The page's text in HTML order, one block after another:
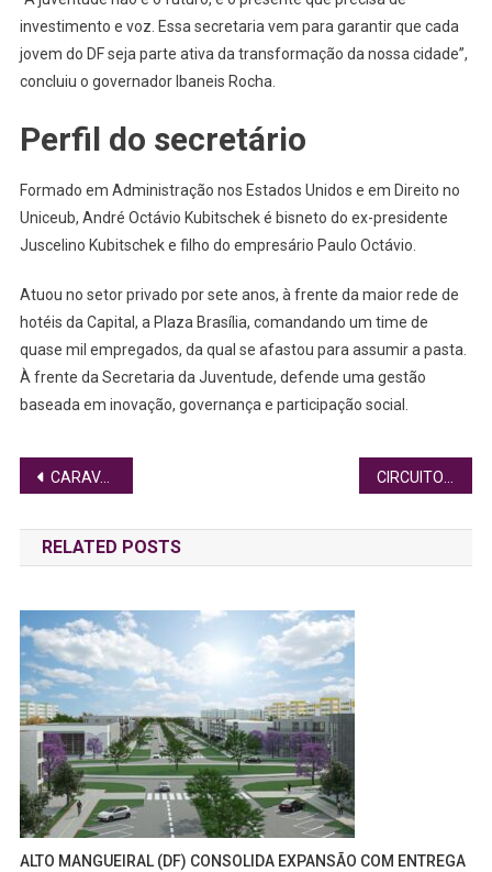
investimento e voz. Essa secretaria vem para garantir que cada
jovem do DF seja parte ativa da transformação da nossa cidade”,
concluiu o governador Ibaneis Rocha.
Perfil do secretário
Formado em Administração nos Estados Unidos e em Direito no
Uniceub, André Octávio Kubitschek é bisneto do ex-presidente
Juscelino Kubitschek e filho do empresário Paulo Octávio.
Atuou no setor privado por sete anos, à frente da maior rede de
hotéis da Capital, a Plaza Brasília, comandando um time de
quase mil empregados, da qual se afastou para assumir a pasta.
À frente da Secretaria da Juventude, defende uma gestão
baseada em inovação, governança e participação social.
Navegação
de
Post
CARAVANA DO EMPREENDEDORISMO FEMININO CHEGARÁ A 4 MIL MULHERES
RELATED POSTS
ALTO MANGUEIRAL (DF) CONSOLIDA EXPANSÃO COM ENTREGA